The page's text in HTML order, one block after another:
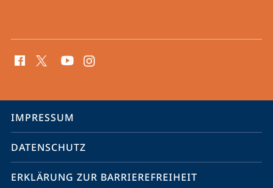
Media
Service-
Navigation
IMPRESSUM
DATENSCHUTZ
ERKLÄRUNG ZUR BARRIEREFREIHEIT